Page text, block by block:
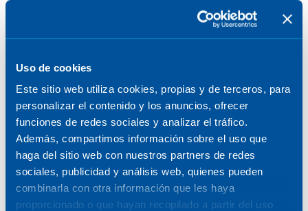
Uso de cookies
Este sitio web utiliza cookies, propias y de terceros, para
personalizar el contenido y los anuncios, ofrecer
funciones de redes sociales y analizar el tráfico.
Además, compartimos información sobre el uso que
haga del sitio web con nuestros partners de redes
sociales, publicidad y análisis web, quienes pueden
combinarla con otra información que les haya
proporcionado o que hayan recopilado a partir del uso
POST JULIO 2023
EL ALMA DETRÁS DEL PROYECTO
7 de julio de 2023